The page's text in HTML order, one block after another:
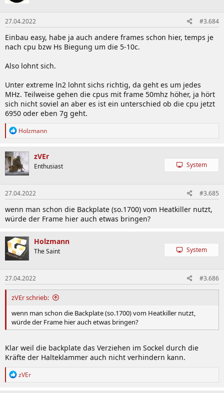
27.04.2022 #3.684
Einbau easy, habe ja auch andere frames schon hier, temps je
nach cpu bzw Hs Biegung um die 5-10c.
Also lohnt sich.
Unter extreme ln2 lohnt sichs richtig, da geht es um jedes
MHz. Teilweise gehen die cpus mit frame 50mhz höher, ja hört
sich nicht soviel an aber es ist ein unterschied ob die cpu jetzt
6950 oder eben 7g geht.
R
k
t
i
o
n
e
n
:
Holzmann
zVEr
Enthusiast System
27.04.2022 #3.685
wenn man schon die Backplate (so.1700) vom Heatkiller nutzt,
würde der Frame hier auch etwas bringen?
Holzmann
The Saint System
27.04.2022 #3.686
zVEr schrieb:
wenn man schon die Backplate (so.1700) vom Heatkiller nutzt,
würde der Frame hier auch etwas bringen?
Klar weil die backplate das Verziehen im Sockel durch die
Kräfte der Halteklammer auch nicht verhindern kann.
R
zVEr